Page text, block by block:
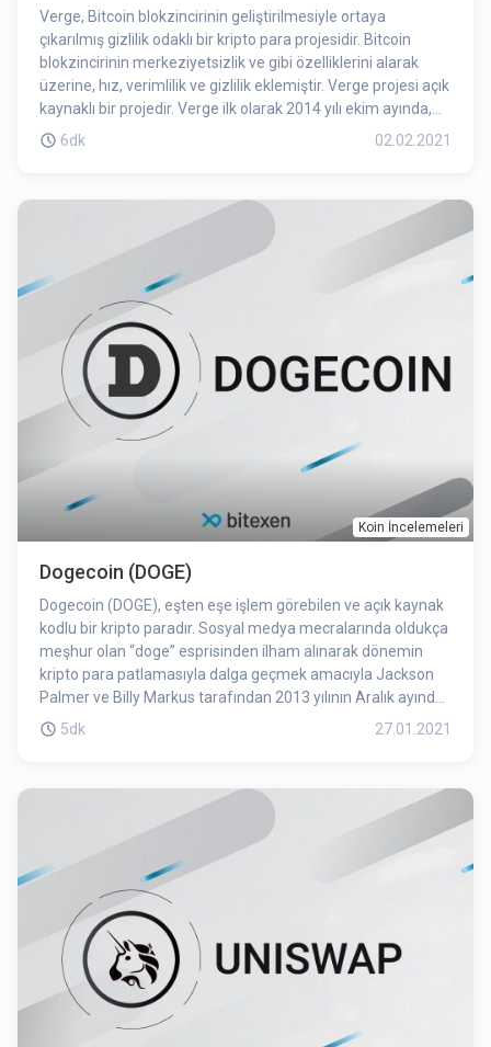
Verge, Bitcoin blokzincirinin geliştirilmesiyle ortaya
çıkarılmış gizlilik odaklı bir kripto para projesidir. Bitcoin
blokzincirinin merkeziyetsizlik ve gibi özelliklerini alarak
üzerine, hız, verimlilik ve gizlilik eklemiştir. Verge projesi açık
kaynaklı bir projedir. Verge ilk olarak 2014 yılı ekim ayında,
Peercoin’in bir sert çatallanması olarak DogeCoinDark
olmayan Dogecoin’den kendini ayırmak için, Verge adı ile
yeniden isimlendirilmiştir.
6dk 02.02.2021
Koin İncelemeleri
Dogecoin (DOGE)
Dogecoin (DOGE), eşten eşe işlem görebilen ve açık kaynak
kodlu bir kripto paradır. Sosyal medya mecralarında oldukça
meşhur olan “doge” esprisinden ilham alınarak dönemin
kripto para patlamasıyla dalga geçmek amacıyla Jackson
Palmer ve Billy Markus tarafından 2013 yılının Aralık ayında
piyasa sürülmüştür. İnternet geyiğinde bulunan Shiba Uni
Twitter gibi mecralarda sadık bir takipçi topluluğu edinmiştir.
Sadık topluluğu ve giderek artan popülaritesi Dogecoin’i
piyasa değeri en büyük elli kripto para arasında sokmayı
başarmıştır. Aynı zamanda bağış ve çeşitli hayır işleri için de
kullanılmasıyla kripto ekosisteminde oldukça sempati
uyandırmıştır.
5dk 27.01.2021